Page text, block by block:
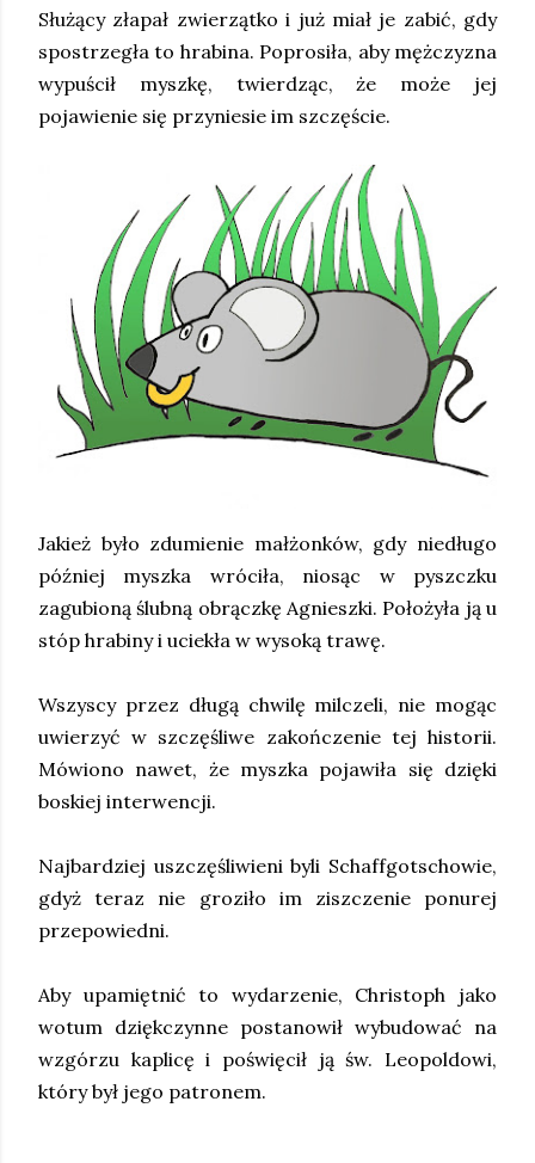
Służący złapał zwierzątko i już miał je zabić, gdy
spostrzegła to hrabina. Poprosiła, aby mężczyzna
wypuścił myszkę, twierdząc, że może jej
pojawienie się przyniesie im szczęście.
Jakież było zdumienie małżonków, gdy niedługo
później myszka wróciła, niosąc w pyszczku
zagubioną ślubną obrączkę Agnieszki. Położyła ją u
stóp hrabiny i uciekła w wysoką trawę.
Wszyscy przez długą chwilę milczeli, nie mogąc
uwierzyć w szczęśliwe zakończenie tej historii.
Mówiono nawet, że myszka pojawiła się dzięki
boskiej interwencji.
Najbardziej uszczęśliwieni byli Schaffgotschowie,
gdyż teraz nie groziło im ziszczenie ponurej
przepowiedni.
Aby upamiętnić to wydarzenie, Christoph jako
wotum dziękczynne postanowił wybudować na
wzgórzu kaplicę i poświęcił ją św. Leopoldowi,
który był jego patronem.